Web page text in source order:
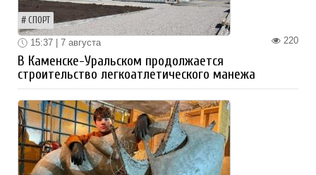
СПОРТ
220
15:37 | 7 августа
В Каменске-Уральском продолжается
строительство легкоатлетического манежа